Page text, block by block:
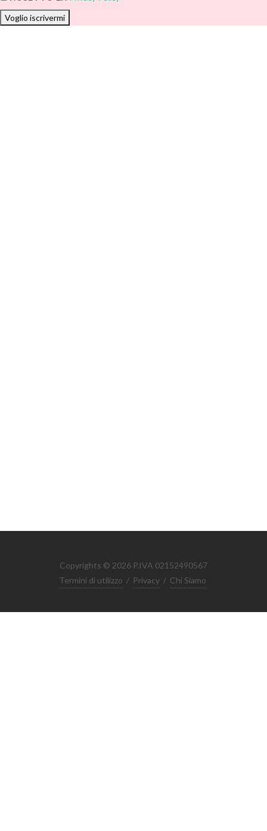
Voglio iscrivermi
Copyrights © 2026 P.IVA 02152490567
Termini di utilizzo / Privacy / Chi Siamo